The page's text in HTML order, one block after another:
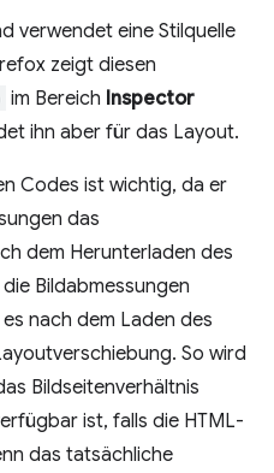
verwendet eine Stilquelle
zeigt diesen
im Bereich Inspector
ihn aber für das Layout.
Codes ist wichtig, da er
das
dem Herunterladen des
Bildabmessungen
nach dem Laden des
So wird
Bildseitenverhältnis
ist, falls die HTML-
das tatsächliche